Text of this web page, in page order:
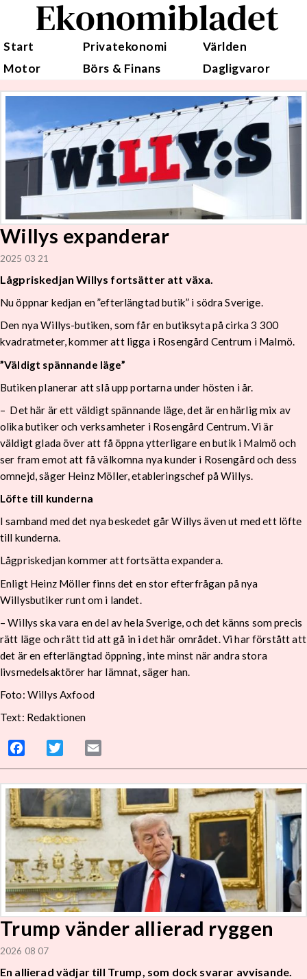
Ekonomibladet
Start Privatekonomi
Världen
Motor
Börs & Finans Dagligvaror
Willys expanderar
2025 03 21
Lågpriskedjan Willys fortsätter att växa.
Nu öppnar kedjan en ”efterlängtad butik” i södra Sverige.
Den nya Willys-butiken, som får en butiksyta på cirka 3 300
kvadratmeter, kommer att ligga i Rosengård Centrum i Malmö.
”Väldigt spännande läge”
Butiken planerar att slå upp portarna under hösten i år.
– Det här är ett väldigt spännande läge, det är en härlig mix av
olika butiker och verksamheter i Rosengård Centrum. Vi är
väldigt glada över att få öppna ytterligare en butik i Malmö och
ser fram emot att få välkomna nya kunder i Rosengård och dess
omnejd, säger Heinz Möller, etableringschef på Willys.
Löfte till kunderna
I samband med det nya beskedet går Willys även ut med ett löfte
till kunderna.
Lågpriskedjan kommer att fortsätta expandera.
Enligt Heinz Möller finns det en stor efterfrågan på nya
Willysbutiker runt om i landet.
– Willys ska vara en del av hela Sverige, och det känns som precis
rätt läge och rätt tid att gå in i det här området. Vi har förstått att
det är en efterlängtad öppning, inte minst när andra stora
livsmedelsaktörer har lämnat, säger han.
Foto: Willys Axfood
Text: Redaktionen
Facebook Twitter
Trump vänder allierad ryggen
2026 08 07
En allierad vädjar till Trump, som dock svarar avvisande.